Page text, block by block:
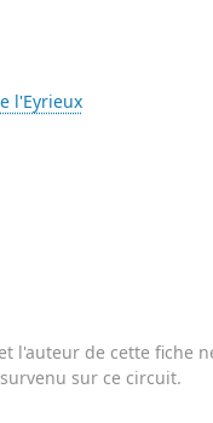
l'Eyrieux
l'auteur de cette fiche
sur ce circuit.